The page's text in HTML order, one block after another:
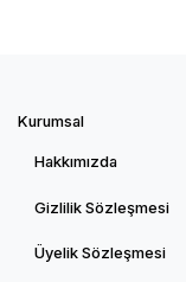
Kurumsal
Hakkımızda
Gizlilik Sözleşmesi
Üyelik Sözleşmesi